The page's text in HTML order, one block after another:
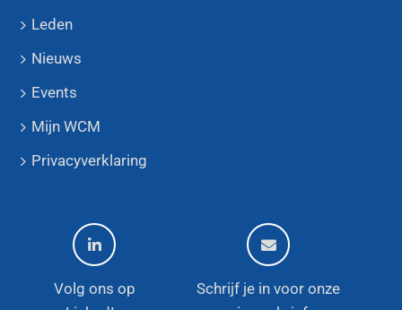
Leden
Nieuws
Events
Mijn WCM
Privacyverklaring
Volg ons op
Schrijf je in voor onze